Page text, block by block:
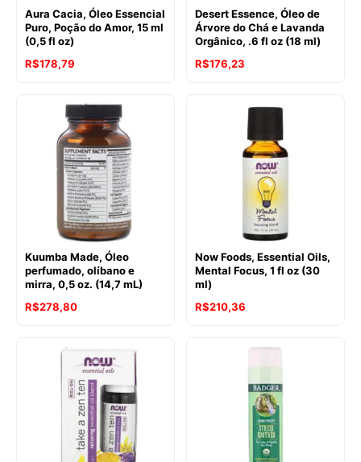
Aura Cacia, Óleo Essencial
Puro, Poção do Amor, 15 ml
(0,5 fl oz)
R$178,79
Desert Essence, Óleo de
Árvore do Chá e Lavanda
Orgânico, .6 fl oz (18 ml)
R$176,23
Kuumba Made, Óleo
perfumado, olíbano e
mirra, 0,5 oz. (14,7 mL)
R$278,80
Now Foods, Essential Oils,
Mental Focus, 1 fl oz (30
ml)
R$210,36